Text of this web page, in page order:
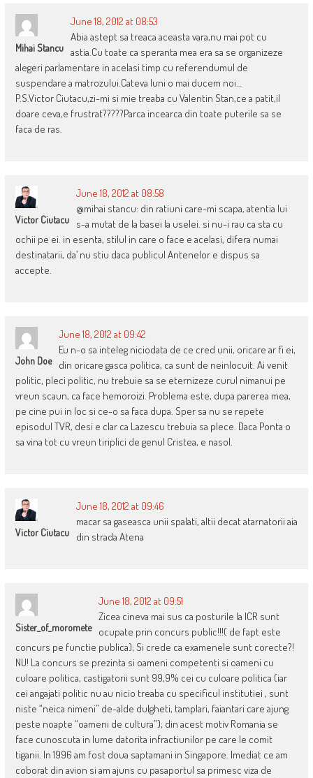
Mihai Stancu
June 18, 2012 at 08:53
Abia astept sa treaca aceasta vara,nu mai pot cu
astia.Cu toate ca speranta mea era sa se organizeze
alegeri parlamentare in acelasi timp cu referendumul de
suspendare a matrozului.Cateva luni o mai ducem noi…
P.S.Victor Ciutacu,zi-mi si mie treaba cu Valentin Stan,ce a patit,il
doare ceva,e frustrat?????Parca incearca din toate puterile sa se
faca de ras.
Victor Ciutacu
June 18, 2012 at 08:58
@mihai stancu: din ratiuni care-mi scapa, atentia lui
s-a mutat de la basei la uselei. si nu-i rau ca sta cu
ochii pe ei. in esenta, stilul in care o face e acelasi, difera numai
destinatarii, da’ nu stiu daca publicul Antenelor e dispus sa
accepte.
John Doe
June 18, 2012 at 09:42
Eu n-o sa inteleg niciodata de ce cred unii, oricare ar fi ei,
din oricare gasca politica, ca sunt de neinlocuit. Ai venit
politic, pleci politic, nu trebuie sa se eternizeze curul nimanui pe
vreun scaun, ca face hemoroizi. Problema este, dupa parerea mea,
pe cine pui in loc si ce-o sa faca dupa. Sper sa nu se repete
episodul TVR, desi e clar ca Lazescu trebuia sa plece. Daca Ponta o
sa vina tot cu vreun tiriplici de genul Cristea, e nasol.
Victor Ciutacu
June 18, 2012 at 09:46
macar sa gaseasca unii spalati, altii decat atarnatorii aia
din strada Atena
Sister_of_moromete
June 18, 2012 at 09:51
Zicea cineva mai sus ca posturile la ICR sunt
ocupate prin concurs public!!!( de fapt este
concurs pe functie publica); Si crede ca examenele sunt corecte?!
NU! La concurs se prezinta si oameni competenti si oameni cu
culoare politica, castigatorii sunt 99,9% cei cu culoare politica (iar
cei angajati politic nu au nicio treaba cu specificul institutiei , sunt
niste “neica nimeni” de-alde dulgheti, tamplari, faiantari care ajung
peste noapte “oameni de cultura”); din acest motiv Romania se
face cunoscuta in lume datorita infractiunilor pe care le comit
tiganii. In 1996 am fost doua saptamani in Singapore. Imediat ce am
coborat din avion si am ajuns cu pasaportul sa primesc viza de